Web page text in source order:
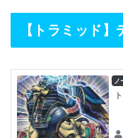
【トラミッド
ノ